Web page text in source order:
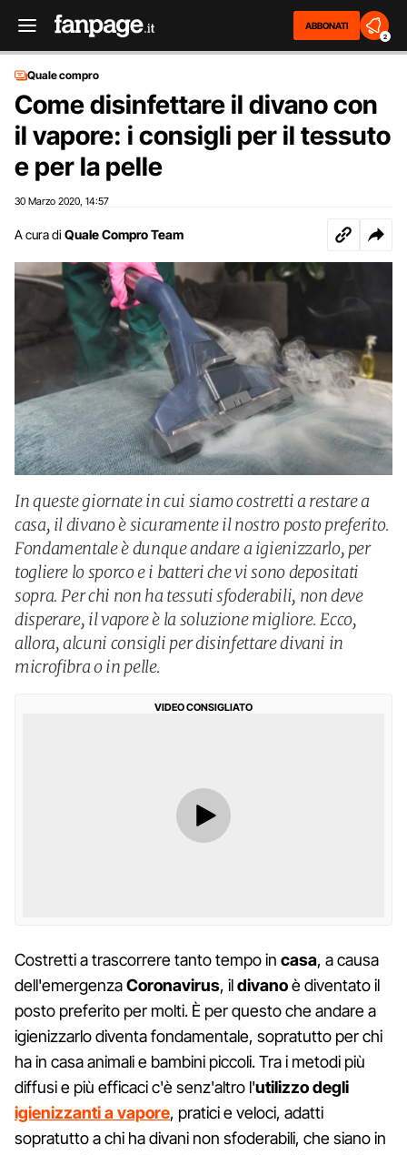
ABBONATI
2
Quale compro
Come disinfettare il divano con
il vapore: i consigli per il tessuto
e per la pelle
30 Marzo 2020 14:57
A cura di Quale Compro Team
In queste giornate in cui siamo costretti a restare a
casa, il divano è sicuramente il nostro posto preferito.
Fondamentale è dunque andare a igienizzarlo, per
togliere lo sporco e i batteri che vi sono depositati
sopra. Per chi non ha tessuti sfoderabili, non deve
disperare, il vapore è la soluzione migliore. Ecco,
allora, alcuni consigli per disinfettare divani in
microfibra o in pelle.
VIDEO CONSIGLIATO
Costretti a trascorrere tanto tempo in casa, a causa
dell'emergenzaCoronavirus, ildivanoè diventato il
posto preferito per molti. È per questo che andare a
igienizzarlo diventa fondamentale, sopratutto per chi
ha in casa animali e bambini piccoli. Tra i metodi più
diffusi e più efficaci c'è senz'altro l'utilizzo degli
igienizzanti a vapore, pratici e veloci, adatti
sopratutto a chi ha divani non sfoderabili, che siano in